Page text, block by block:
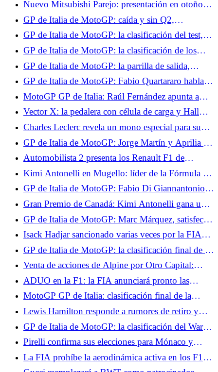
Márquez empieza lento
Nuevo Mitsubishi Parejo: presentación en otoño, el
regreso oficial de una leyenda
GP de Italia de MotoGP: caída y sin Q2,
Quartararo decepcionado con su día en Mugello
GP de Italia de MotoGP: la clasificación del test,
no hay Q2 para Quartararo, funciona para Marc
Márquez
GP de Italia de MotoGP: la clasificación de los
entrenamientos libres 2, Quartararo sigue en
dificultades, Jorge Martín establece un récord
GP de Italia de MotoGP: la parrilla de salida,
ningún milagro para Quartararo, gran jugada de
Marc Márquez
GP de Italia de MotoGP: Fabio Quartararo habla
de la mediocridad de su Yamaha
MotoGP GP de Italia: Raúl Fernández apunta a
dos el domingo
Vector X: la pedalera con célula de carga y Hall
que eleva a PXN en la gama
Charles Leclerc revela un mono especial para su
Gran Premio en casa en Mónaco.
GP de Italia de MotoGP: Jorge Martín y Aprilia se
marcan un objetivo alto para lo que resta del
campeonato
Automobilista 2 presenta los Renault F1 de
Fernando Alonso.
Kimi Antonelli en Mugello: líder de la Fórmula 1
agita la bandera a cuadros del MotoGP
GP de Italia de MotoGP: Fabio Di Giannantonio
contento con su podio en la carrera al sprint
Gran Premio de Canadá: Kimi Antonelli gana una
carrera intensa, Russell se retira.
GP de Italia de MotoGP: Marc Márquez, satisfecho
con su carrera al sprint, espera sufrir el domingo
Isack Hadjar sancionado varias veces por la FIA
durante la carrera
GP de Italia de MotoGP: la clasificación final de la
carrera al sprint, Quartararo fuera del Top 10, Jorge
Martín sólido
Venta de acciones de Alpine por Otro Capital:
fracasan las negociaciones entre Renault y
Mercedes
ADUO en la F1: la FIA anunciará pronto las
diferencias entre los fabricantes de motores.
MotoGP GP de Italia: clasificación final de la
carrera, Bezzecchi gana en casa, duplicado para
Aprilia
Lewis Hamilton responde a rumores de retiro y
explica por qué abandonó el simulador de Ferrari
en Canadá
GP de Italia de MotoGP: la clasificación del Warm
Up, Bezzecchi por delante de dos Ducati,
Quartararo por detrás
Pirelli confirma sus elecciones para Mónaco y
Barcelona: muy blando en el Principado, un paso
más agresivo en Cataluña
La FIA prohíbe la aerodinámica activa en los F1 de
Mónaco para frenar la velocidad punta.